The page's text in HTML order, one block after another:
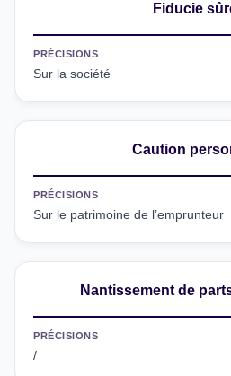
Fiducie
PRÉCISIONS
Sur la société
Caution
PRÉCISIONS
Sur le patrimoine de l’emprunteur
Nantissement de
PRÉCISIONS
/